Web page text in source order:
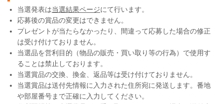
当選発表は当選結果ページにて行います。
応募後の賞品の変更はできません。
プレゼントが当たらなかったり、間違って応募した場合の修正
は受け付けておりません。
当選品を営利目的（物品の販売・買い取り等の行為）で使用す
ることは禁止しております。
当選賞品の交換、換金、返品等は受け付けておりません。
当選賞品は送付先情報に入力された住所宛に発送します。番地
や部屋番号まで正確に入力してください。